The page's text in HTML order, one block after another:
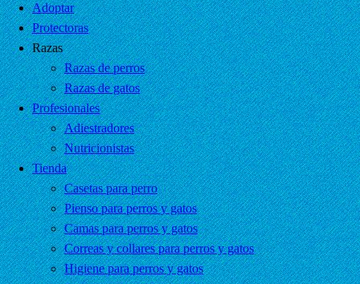
Adoptar
Protectoras
Razas
Razas de perros
Razas de gatos
Profesionales
Adiestradores
Nutricionistas
Tienda
Casetas para perro
Pienso para perros y gatos
Camas para perros y gatos
Correas y collares para perros y gatos
Higiene para perros y gatos